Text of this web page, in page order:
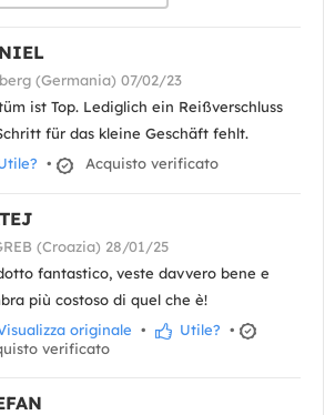
(Germania) 07/02/23
ist Top. Lediglich ein Reißverschluss
für das kleine Geschäft fehlt.
• Acquisto verificato
(Croazia) 28/01/25
fantastico, veste davvero bene e
più costoso di quel che è!
originale • Utile? •
verificato